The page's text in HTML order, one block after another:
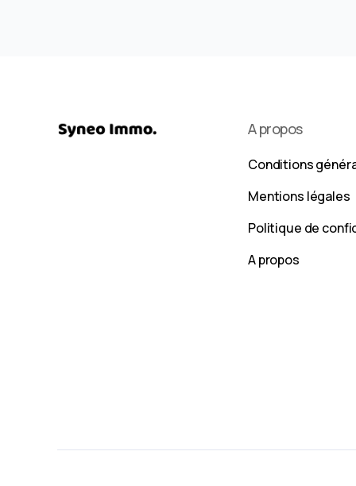
A propos
Conditions
Mentions légales
Politique de
A propos